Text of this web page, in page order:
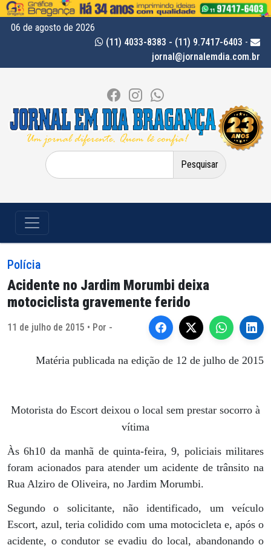
06 de agosto de 2026
(11) 4033-8383 - (11) 9.7417-6403 -
jornal@jornalemdia.com.br
Pesquisar
por:
Polícia
Acidente no Jardim Morumbi deixa
motociclista gravemente ferido
11 de julho de 2015 • Por -
Matéria publicada na edição de 12 de julho de 2015
Motorista do Escort deixou o local sem prestar socorro à
vítima
Às 6h10 da manhã de quinta-feira, 9, policiais militares
foram acionados para atender um acidente de trânsito na
Rua Alziro de Oliveira, no Jardim Morumbi.
Segundo o solicitante, não identificado, um veículo
Escort, azul, teria colidido com uma motocicleta e, após o
acidente, o condutor se evadiu do local, abandonando o